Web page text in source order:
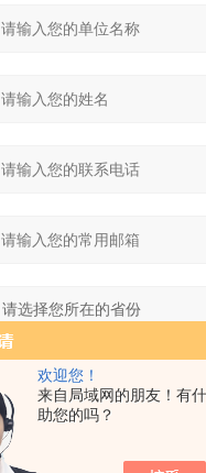
欢迎您！
来自局域网的朋友！有
助您的吗？